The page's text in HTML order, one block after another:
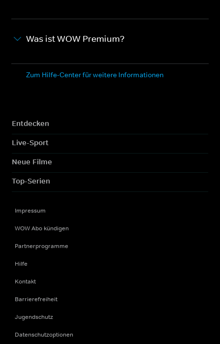
Was ist WOW Premium?
Zum Hilfe-Center für weitere Informationen
Entdecken
Live-Sport
Neue Filme
Top-Serien
Impressum
WOW Abo kündigen
Partnerprogramme
Hilfe
Kontakt
Barrierefreiheit
Jugendschutz
Datenschutzoptionen